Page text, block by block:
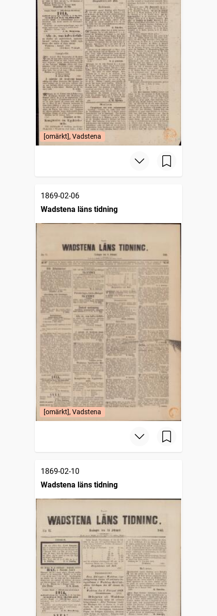
[omärkt], Vadstena
1869-02-06
Wadstena läns tidning
[omärkt], Vadstena
1869-02-10
Wadstena läns tidning